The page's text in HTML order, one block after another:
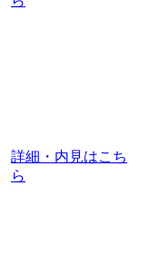
詳細・内見はこち
ら